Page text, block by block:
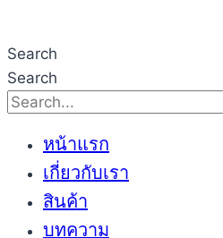
Search
Search
หน้าแรก
เกี่ยวกับเรา
สินค้า
บทความ